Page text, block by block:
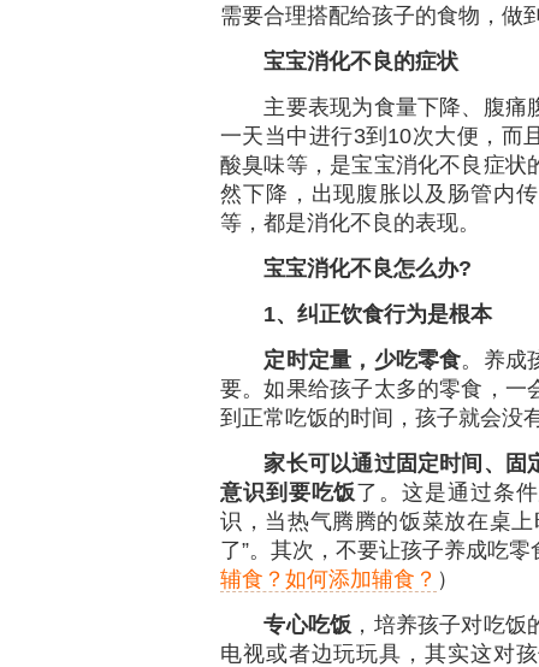
需要合理搭配给孩子的食物，做
宝宝消化不良的症状
主要表现为食量下降、腹痛
一天当中进行3到10次大便，而
酸臭味等，是宝宝消化不良症状
然下降，出现腹胀以及肠管内
等，都是消化不良的表现。
宝宝消化不良怎么办?
1、纠正饮食行为是根本
定时定量，少吃零食。养成
要。如果给孩子太多的零食，一
到正常吃饭的时间，孩子就会没
家长可以通过固定时间、固
意识到要吃饭了。这是通过条
识，当热气腾腾的饭菜放在桌
了”。其次，不要让孩子养成吃
辅食？如何添加辅食？ ）
专心吃饭 ，培养孩子对吃
电视或者边玩玩具，其实这对